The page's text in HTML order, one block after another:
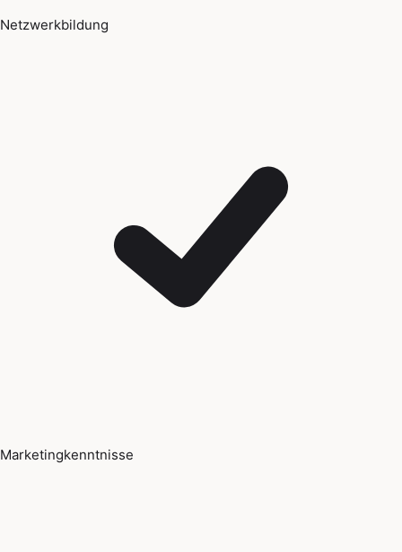
Netzwerkbildung
Marketingkenntnisse